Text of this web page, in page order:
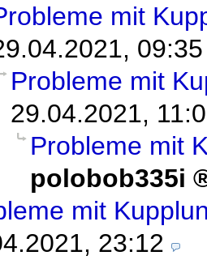
mit
09:35
Probleme mit
29.04.2021,
Probleme mit
polobob335i
mit
23:12